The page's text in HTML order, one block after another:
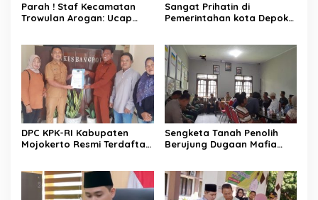
Parah ! Staf Kecamatan
Trowulan Arogan: Ucap
Sangat Prihatin di
Pemerintahan kota Depok
Pemkot Depok.
DPC KPK-RI Kabupaten
Mojokerto Resmi Terdaftar
Perubahan
Sengketa Tanah Penolih
Berujung Dugaan Mafia